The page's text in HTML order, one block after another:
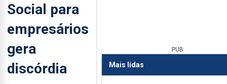
Social para
empresários
gera
discórdia
PUB
Mais lidas